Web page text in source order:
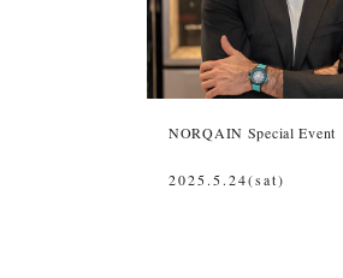
NORQAIN Special Event
2025.5.24(sat)